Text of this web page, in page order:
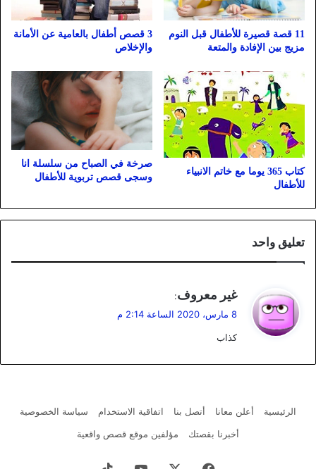
11 قصة قصيرة للأطفال قبل النوم
مزيج بين الإفادة والمتعة
3 قصص أطفال بالعامية عن الأمانة
والإخلاص
كتاب 365 يوما مع خاتم الانبياء
للأطفال
صرخة في الصباح من سلسلة انا
وسجى قصص تربوية للأطفال
تعليق واحد
ي
ل
غير معروف:
8 مارس، 2020 الساعة 2:14 م
كذاب
الرئيسية أعلن معانا أتصل بنا اتفاقية الاستخدام
سياسة الخصوصية
أخبرنا بقصتك
مؤلفين موقع قصص واقعية